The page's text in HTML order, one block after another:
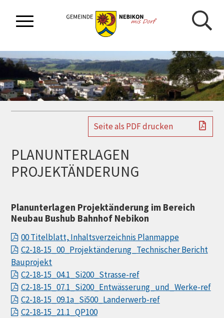
NAVIGIEREN IN GEMEINDE NEBIKON
Mobilnavigation
Seite als PDF drucken
PLANUNTERLAGEN
PROJEKTÄNDERUNG
Planunterlagen Projektänderung im Bereich
Neubau Bushub Bahnhof Nebikon
00 Titelblatt, Inhaltsverzeichnis Planmappe
C2-18-15_00_Projektänderung_Technischer Bericht
Bauprojekt
C2-18-15_04.1_Si200_Strasse-ref
C2-18-15_07.1_Si200_Entwässerung_und_Werke-ref
C2-18-15_09.1a_Si500_Landerwerb-ref
C2-18-15_21.1_QP100